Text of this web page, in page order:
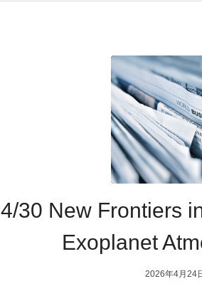
4/30 New Frontiers
Exoplanet
2026年4月24